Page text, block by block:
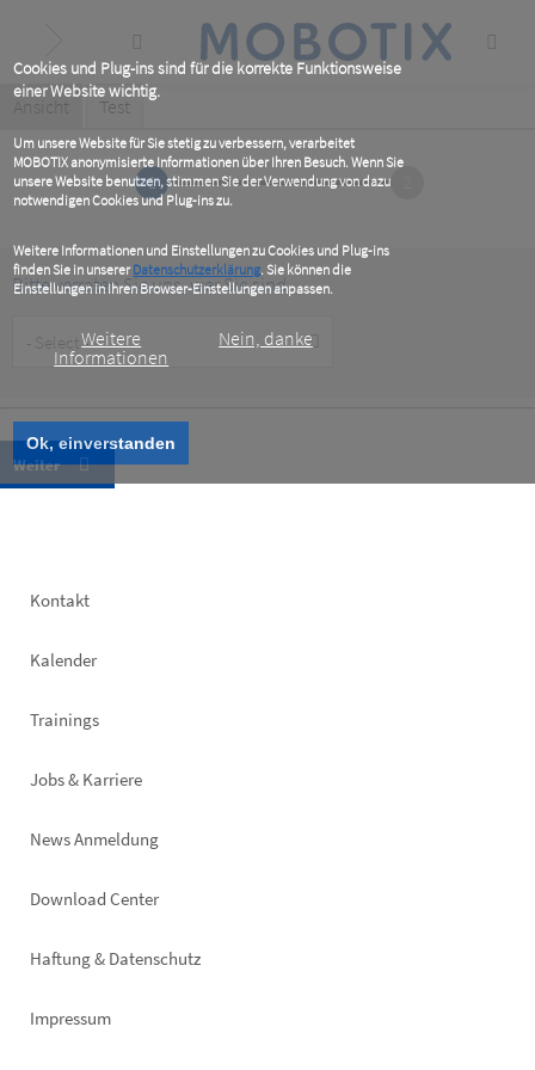
Cookies und Plug-ins sind für die korrekte Funktionsweise
einer Website wichtig.
Um unsere Website für Sie stetig zu verbessern, verarbeitet
MOBOTIX anonymisierte Informationen über Ihren Besuch. Wenn Sie
unsere Website benutzen, stimmen Sie der Verwendung von dazu
notwendigen Cookies und Plug-ins zu.
Weitere Informationen und Einstellungen zu Cookies und Plug-ins
finden Sie in unsererDatenschutzerklärung. Sie können die
Einstellungen in Ihren Browser-Einstellungen anpassen.
Weitere
Informationen
Nein, danke
Ok, einverstanden
content
Primary
tabs
Ansicht (active
Test
1
Bitte verraten Sie uns, wer Sie sind
Type
Footer
Kontakt
Kalender
Trainings
Jobs & Karriere
News Anmeldung
Footer
Download Center
Haftung & Datenschutz
Impressum